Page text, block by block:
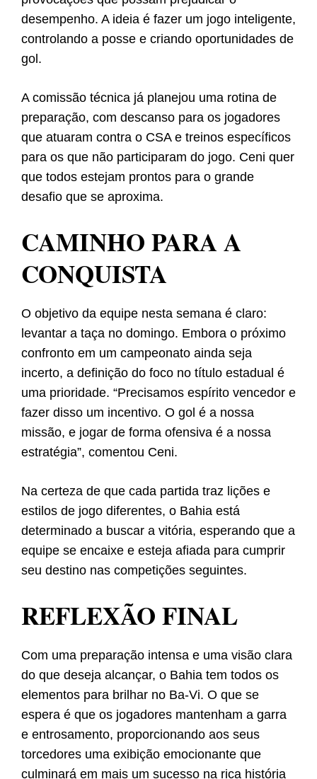
desempenho. A ideia é fazer um jogo inteligente,
controlando a posse e criando oportunidades de
gol.
A comissão técnica já planejou uma rotina de
preparação, com descanso para os jogadores
que atuaram contra o CSA e treinos específicos
para os que não participaram do jogo. Ceni quer
que todos estejam prontos para o grande
desafio que se aproxima.
CAMINHO PARA A
CONQUISTA
O objetivo da equipe nesta semana é claro:
levantar a taça no domingo. Embora o próximo
confronto em um campeonato ainda seja
incerto, a definição do foco no título estadual é
uma prioridade. “Precisamos espírito vencedor e
fazer disso um incentivo. O gol é a nossa
missão, e jogar de forma ofensiva é a nossa
estratégia”, comentou Ceni.
Na certeza de que cada partida traz lições e
estilos de jogo diferentes, o Bahia está
determinado a buscar a vitória, esperando que a
equipe se encaixe e esteja afiada para cumprir
seu destino nas competições seguintes.
REFLEXÃO FINAL
Com uma preparação intensa e uma visão clara
do que deseja alcançar, o Bahia tem todos os
elementos para brilhar no Ba-Vi. O que se
espera é que os jogadores mantenham a garra
e entrosamento, proporcionando aos seus
torcedores uma exibição emocionante que
culminará em mais um sucesso na rica história